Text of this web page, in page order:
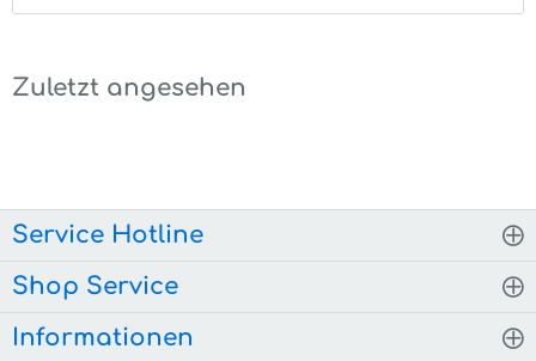
Zuletzt angesehen
Service Hotline
Shop Service
Informationen